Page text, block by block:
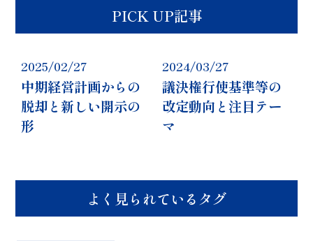
PICK UP記事
2025/02/27
中期経営計画からの
脱却と新しい開示の
形
2024/03/27
議決権行使基準等の
改定動向と注目テー
マ
よく見られているタグ